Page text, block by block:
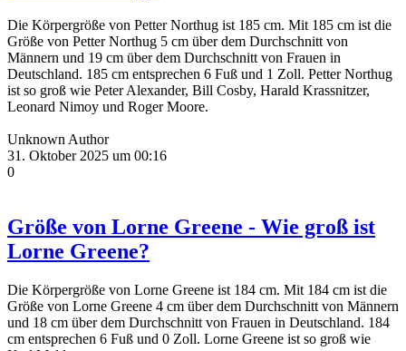
Die Körpergröße von Petter Northug ist 185 cm. Mit 185 cm ist die
Größe von Petter Northug 5 cm über dem Durchschnitt von
Männern und 19 cm über dem Durchschnitt von Frauen in
Deutschland. 185 cm entsprechen 6 Fuß und 1 Zoll. Petter Northug
ist so groß wie Peter Alexander, Bill Cosby, Harald Krassnitzer,
Leonard Nimoy und Roger Moore.
Unknown Author
31. Oktober 2025 um 00:16
0
Größe von Lorne Greene - Wie groß ist
Lorne Greene?
Die Körpergröße von Lorne Greene ist 184 cm. Mit 184 cm ist die
Größe von Lorne Greene 4 cm über dem Durchschnitt von Männern
und 18 cm über dem Durchschnitt von Frauen in Deutschland. 184
cm entsprechen 6 Fuß und 0 Zoll. Lorne Greene ist so groß wie